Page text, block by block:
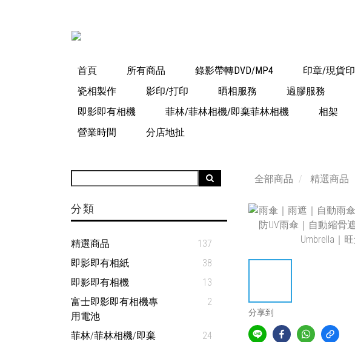
首頁 所有商品 錄影帶轉DVD/MP4 印章/現貨印
瓷相製作
影印/打印 晒相服務 過膠服務
即影即有相機
菲林/菲林相機/即棄菲林相機 相架
營業時間
分店地扯
分類
精選商品
137
即影即有相紙
38
即影即有相機
13
富士即影即有相機專
用電池
2
菲林/菲林相機/即棄
24
全部商品 精選商品
分享到